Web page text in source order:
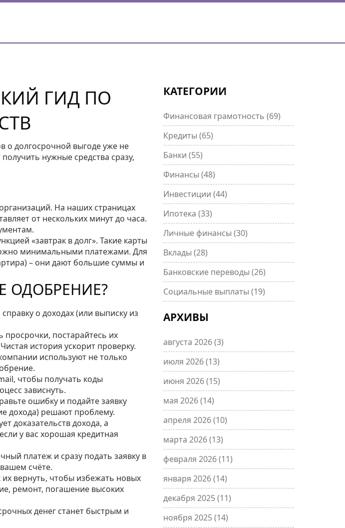
ГИД ПО
о долгосрочной выгоде уже не
нужные средства сразу,
На наших страницах
от нескольких минут до часа.
«завтрак в долг». Такие карты
минимальными платежами. Для
– они дают большие суммы и
ОДОБРЕНИЕ?
о доходах (или выписку из
постарайтесь их
история ускорит проверку.
используют не только
чтобы получать коды
зависнуть.
ошибку и подайте заявку
дохода) решают проблему.
доказательств дохода, а
у вас хорошая кредитная
платеж и сразу подать заявку в
счёте.
вернуть, чтобы избежать новых
ремонт, погашение высоких
денег станет быстрым и
КАТЕГОРИИ
Финансовая грамотность (69)
Кредиты (65)
Банки (55)
Финансы (48)
Инвестиции (44)
Ипотека (33)
Личные финансы (30)
Вклады (28)
Банковские переводы (26)
Социальные выплаты (19)
АРХИВЫ
августа 2026(3)
июля 2026(13)
июня 2026(15)
мая 2026(14)
апреля 2026(10)
марта 2026(13)
февраля 2026(11)
января 2026(14)
декабря 2025(11)
ноября 2025(14)